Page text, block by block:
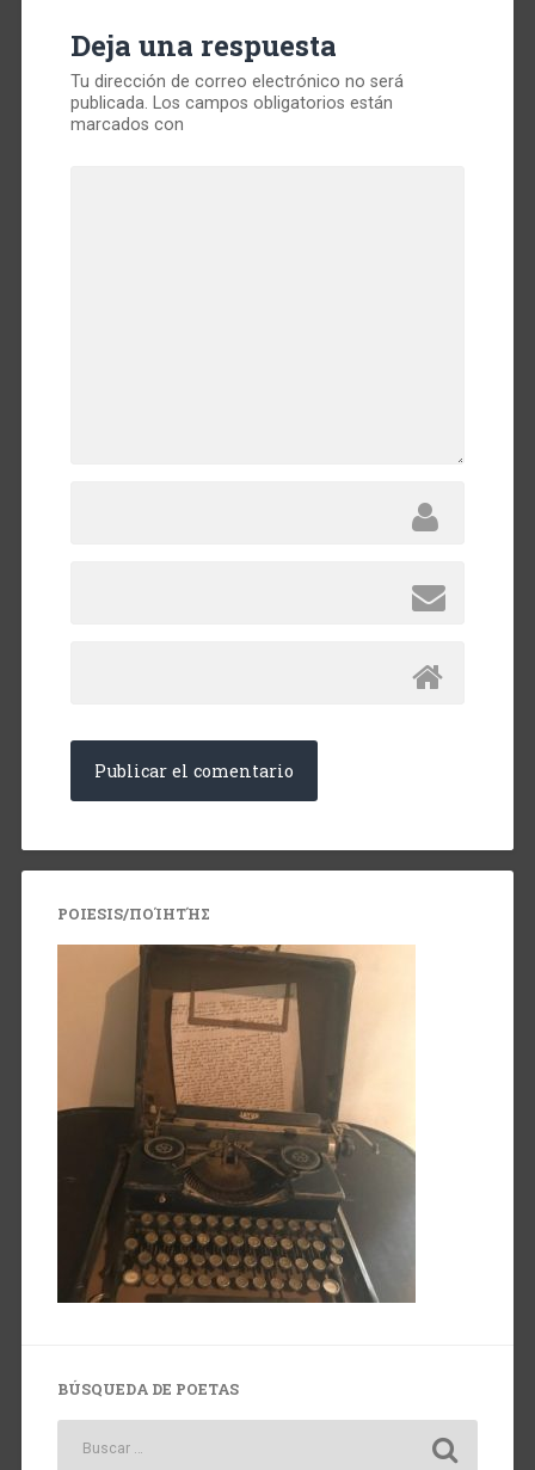
Deja una respuesta
Tu dirección de correo electrónico no será
publicada. Los campos obligatorios están
marcados con
POIESIS/ΠΟΊΗΤΉΣ
BÚSQUEDA DE POETAS